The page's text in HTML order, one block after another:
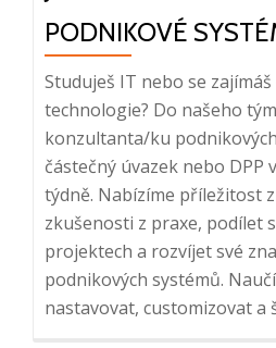
PODNIKOVÉ
Studuješ IT nebo se
technologie? Do našeho
konzultanta/ku
částečný úvazek nebo DPP
týdně. Nabízíme příležitost
zkušenosti z praxe, podílet
projektech a rozvíjet své
podnikových systémů.
nastavovat, customizovat a